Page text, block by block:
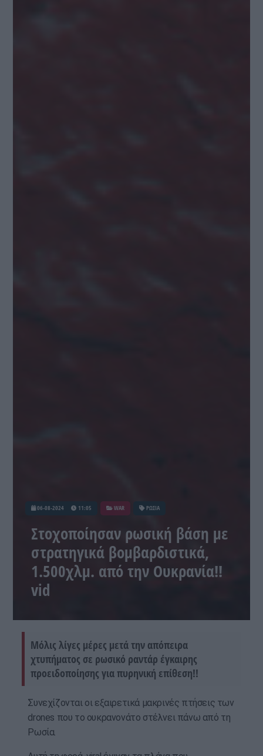
06-08-2024 11:05 WAR ΡΩΣΙΑ
Στοχοποίησαν ρωσική βάση με
στρατηγικά βομβαρδιστικά,
1.500χλμ. από την Ουκρανία!!
vid
Μόλις λίγες μέρες μετά την απόπειρα
χτυπήματος σε ρωσικό ραντάρ έγκαιρης
προειδοποίησης για πυρηνική επίθεση!!
Συνεχίζονται οι εξαιρετικά μακρινές πτήσεις των
drones που το ουκρανονάτο στέλνει πάνω από τη
Ρωσία.